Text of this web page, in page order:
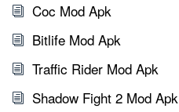
Coc Mod Apk
Bitlife Mod Apk
Traffic Rider Mod Apk
Shadow Fight 2 Mod Apk